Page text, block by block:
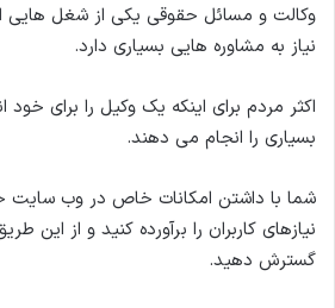
وکالت و مسائل حقوقی یکی از شغل هایی
نیاز به مشاوره هایی بسیاری دارد.
اکثر مردم برای اینکه یک وکیل را برای
بسیاری را انجام می دهند.
شما با داشتن امکانات خاص در وب سایت
نیازهای کاربران را برآورده کنید و از این
گسترش دهید.